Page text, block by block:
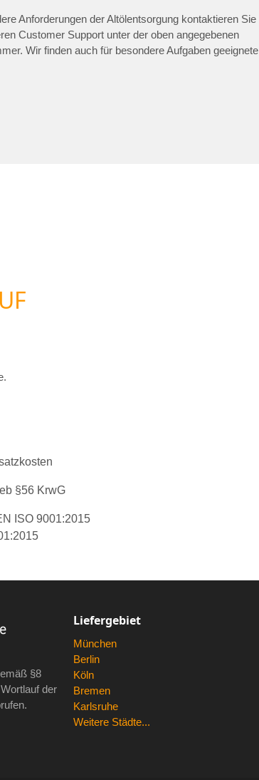
Anforderungen der Altölentsorgung kontaktieren Sie
Customer Support unter der oben angegebenen
Wir finden auch für besondere Aufgaben geeignete
§56 KrwG
ISO 9001:2015
§8
der
Liefergebiet
München
Berlin
Köln
Bremen
Karlsruhe
Weitere Städte...